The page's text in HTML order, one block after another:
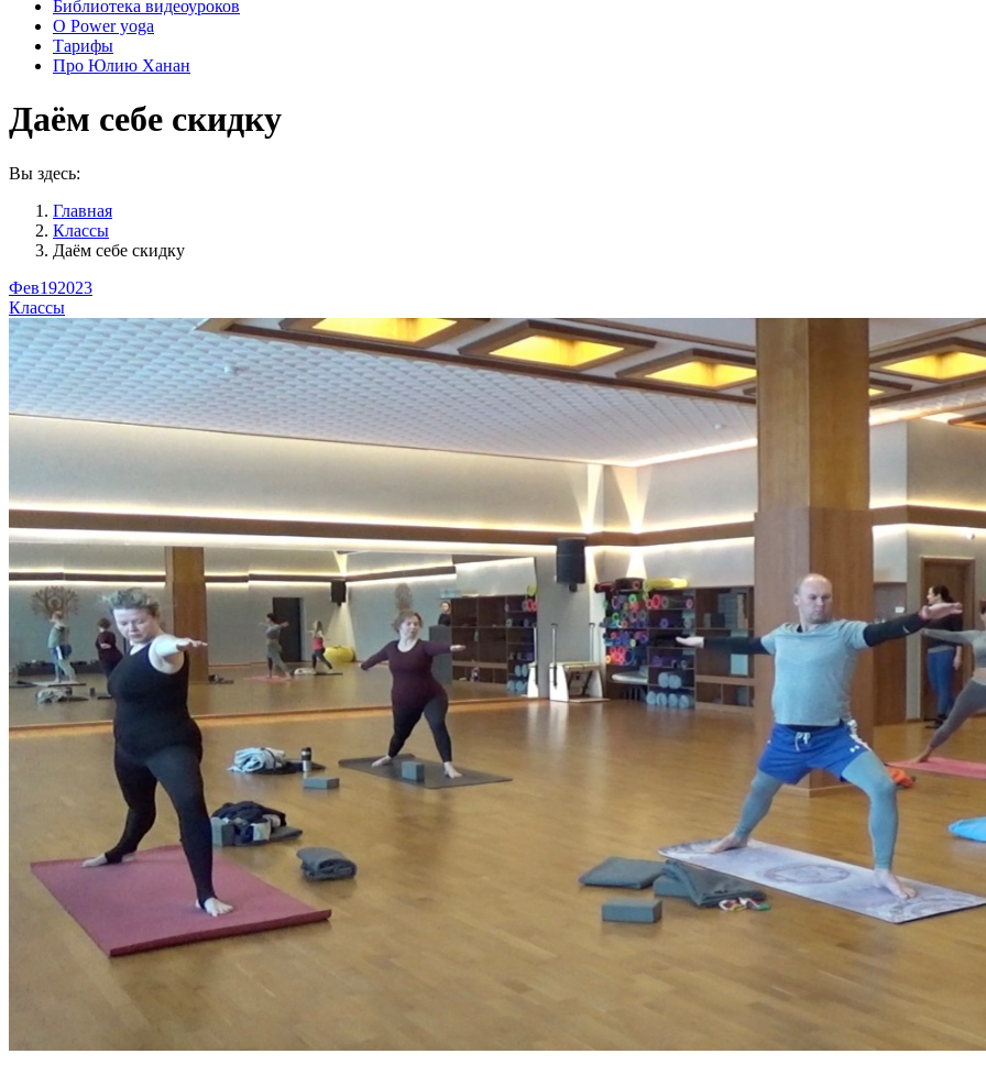
Библиотека видеоуроков
О Power yoga
Тарифы
Про Юлию Ханан
Даём себе скидку
Вы здесь:
Главная
Классы
Даём себе скидку
Фев192023
Классы